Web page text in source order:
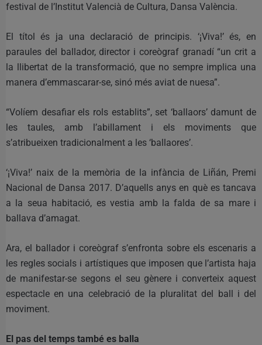
festival de l’Institut Valencià de Cultura, Dansa València.
El títol és ja una declaració de principis. ‘¡Viva!’ és, en
paraules del ballador, director i coreògraf granadí “un crit a
la llibertat de la transformació, que no sempre implica una
manera d’emmascarar-se, sinó més aviat de nuesa”.
“Volíem desafiar els rols establits”, set ‘ballaors’ damunt de
les taules, amb l’abillament i els moviments que
s’atribueixen tradicionalment a les ‘ballaores’.
‘¡Viva!’ naix de la memòria de la infància de Liñán, Premi
Nacional de Dansa 2017. D’aquells anys en què es tancava
a la seua habitació, es vestia amb la falda de sa mare i
ballava d’amagat.
Ara, el ballador i coreògraf s’enfronta sobre els escenaris a
les regles socials i artístiques que imposen que l’artista haja
de manifestar-se segons el seu gènere i converteix aquest
espectacle en una celebració de la pluralitat del ball i del
moviment.
El pas del temps també es balla